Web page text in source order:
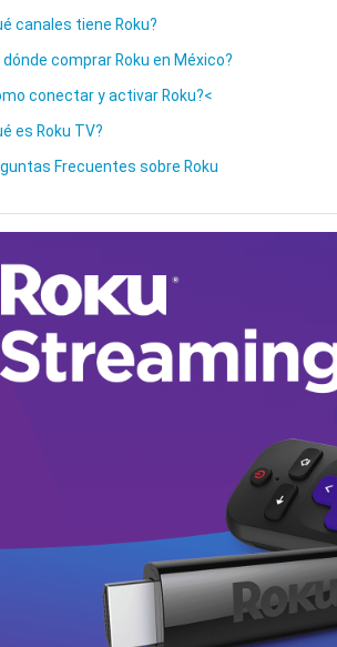
canales tiene Roku?
dónde comprar Roku en México?
conectar y activar Roku?<
es Roku TV?
Frecuentes sobre Roku